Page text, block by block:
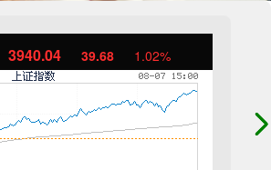
3940.04 39.68 1.02%